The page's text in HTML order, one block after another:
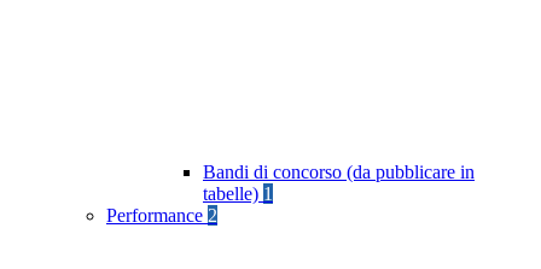
Bandi di concorso (da pubblicare in
tabelle) 1
Performance 2